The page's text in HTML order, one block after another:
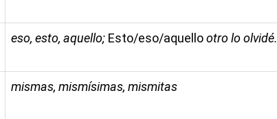
eso, esto, aquello; Esto/eso/aquellootro lo olvidé.
mismas, mismísimas, mismitas